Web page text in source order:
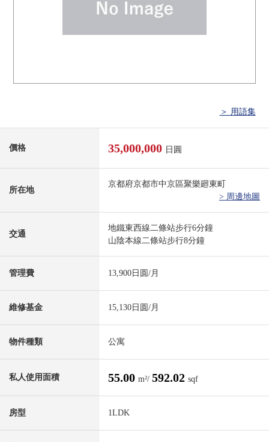
＞ 用語集
價格 35,000,000 日圓
所在地
京都府京都市中京區聚樂廻東町
> 周邊地圖
交通
地鐵東西線二條站步行6分鐘
山陰本線二條站步行8分鐘
管理費 13,900日圆/月
維修基金 15,130日圆/月
物件種類 公寓
私人使用面積 55.00 m²/ 592.02 sqf
房型 1LDK